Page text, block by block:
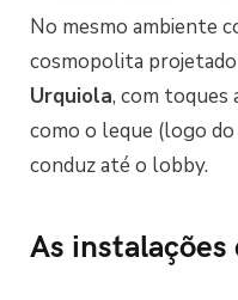
No mesmo ambiente
cosmopolita
Urquiola, com toques
como o leque (logo
conduz até o lobby.
As